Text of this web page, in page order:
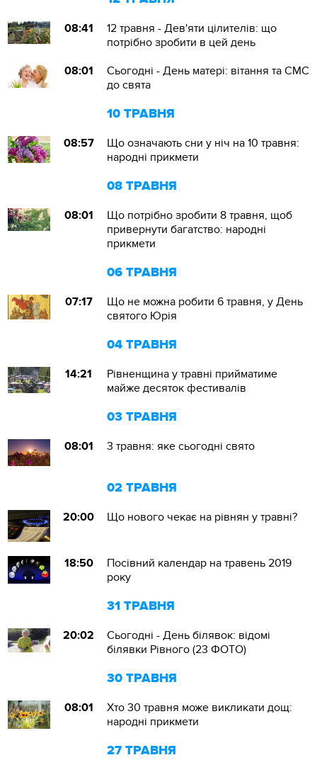
08:41
12 травня - Дев'яти цілителів: що
потрібно зробити в цей день
08:01
Сьогодні - День матері: вітання та СМС
до свята
10 ТРАВНЯ
08:57
Що означають сни у ніч на 10 травня:
народні прикмети
08 ТРАВНЯ
08:01
Що потрібно зробити 8 травня, щоб
привернути багатство: народні
прикмети
06 ТРАВНЯ
07:17
Що не можна робити 6 травня, у День
святого Юрія
04 ТРАВНЯ
14:21
Рівненщина у травні прийматиме
майже десяток фестивалів
03 ТРАВНЯ
08:01 3 травня: яке сьогодні свято
02 ТРАВНЯ
20:00 Що нового чекає на рівнян у травні?
18:50
Посівний календар на травень 2019
року
31 ТРАВНЯ
20:02
Сьогодні - День білявок: відомі
білявки Рівного (23 ФОТО)
30 ТРАВНЯ
08:01
Хто 30 травня може викликати дощ:
народні прикмети
27 ТРАВНЯ